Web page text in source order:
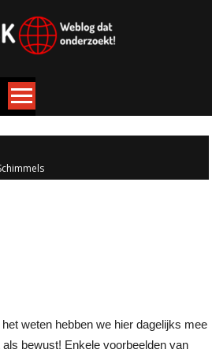
weten hebben we hier dagelijks mee
bewust! Enkele voorbeelden van